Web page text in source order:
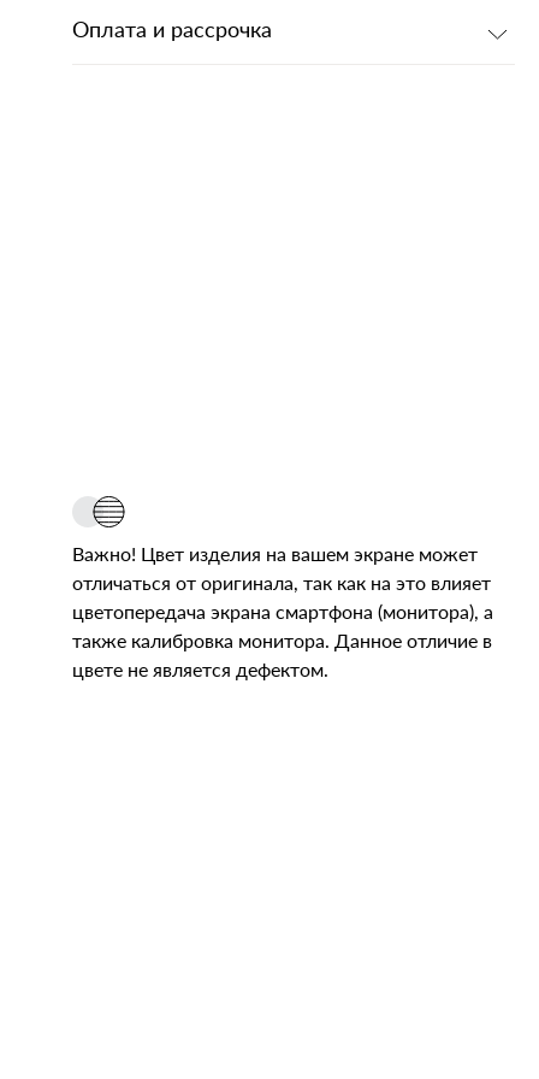
Оплата и рассрочка
Важно! Цвет изделия на вашем экране может
отличаться от оригинала, так как на это влияет
цветопередача экрана смартфона (монитора), а
также калибровка монитора. Данное отличие в
цвете не является дефектом.